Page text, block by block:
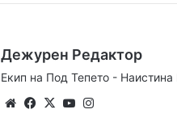
Дежурен Редактор
Екип на Под Тепето - Наистина
WebsiteFacebook
X YouTube